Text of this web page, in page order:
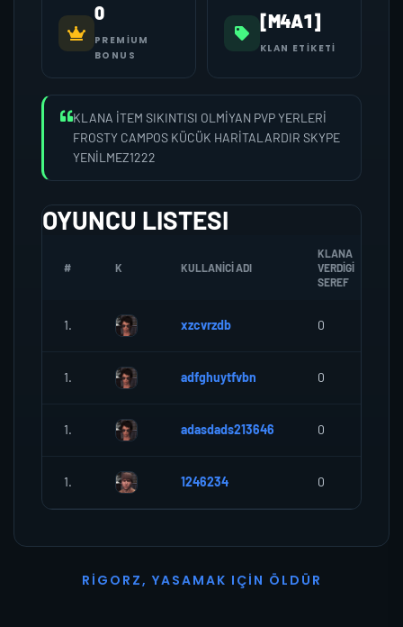
0
PREMIUM
BONUS
[M4A1]
KLAN ETIKETI
KLANA İTEM SIKINTISI OLMİYAN PVP YERLERİ
FROSTY CAMPOS KÜCÜK HARİTALARDIR SKYPE
YENİLMEZ1222
OYUNCU LISTESI
# K KULLANICI ADI
KLANA
VERDIGI
SEREF
1. xzcvrzdb 0
1. adfghuytfvbn 0
1. adasdads213646 0
1. 1246234 0
R I G O R Z, YASAMAK I ÇI N Ö L D Ü R